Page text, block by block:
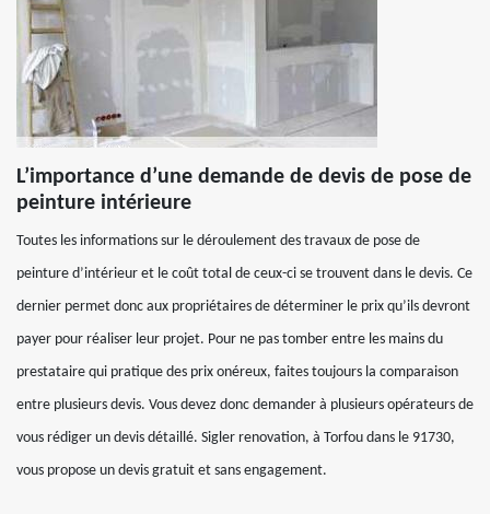
L’importance d’une demande de devis de pose de
peinture intérieure
Toutes les informations sur le déroulement des travaux de pose de
peinture d’intérieur et le coût total de ceux-ci se trouvent dans le devis. Ce
dernier permet donc aux propriétaires de déterminer le prix qu’ils devront
payer pour réaliser leur projet. Pour ne pas tomber entre les mains du
prestataire qui pratique des prix onéreux, faites toujours la comparaison
entre plusieurs devis. Vous devez donc demander à plusieurs opérateurs de
vous rédiger un devis détaillé. Sigler renovation, à Torfou dans le 91730,
vous propose un devis gratuit et sans engagement.